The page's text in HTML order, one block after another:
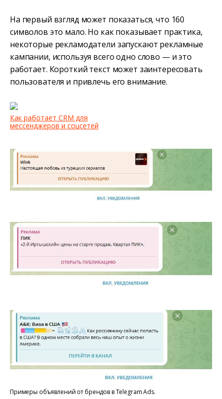
На первый взгляд может показаться, что 160
символов это мало. Но как показывает практика,
некоторые рекламодатели запускают рекламные
кампании, используя всего одно слово — и это
работает. Короткий текст может заинтересовать
пользователя и привлечь его внимание.
Как работает CRM для
мессенджеров и соцсетей
Примеры объявлений от брендов в Telegram Ads.